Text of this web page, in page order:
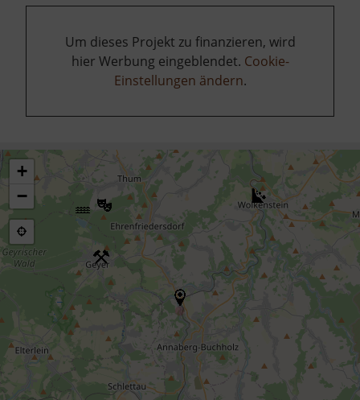
Um dieses Projekt zu finanzieren, wird
hier Werbung eingeblendet. Cookie-
Einstellungen ändern.
+
−